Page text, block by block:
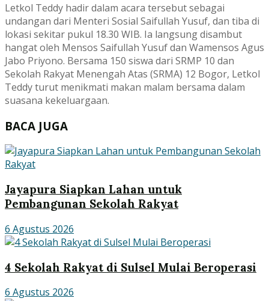
Letkol Teddy hadir dalam acara tersebut sebagai
undangan dari Menteri Sosial Saifullah Yusuf, dan tiba di
lokasi sekitar pukul 18.30 WIB. Ia langsung disambut
hangat oleh Mensos Saifullah Yusuf dan Wamensos Agus
Jabo Priyono. Bersama 150 siswa dari SRMP 10 dan
Sekolah Rakyat Menengah Atas (SRMA) 12 Bogor, Letkol
Teddy turut menikmati makan malam bersama dalam
suasana kekeluargaan.
BACA JUGA
Jayapura Siapkan Lahan untuk
Pembangunan Sekolah Rakyat
6 Agustus 2026
4 Sekolah Rakyat di Sulsel Mulai Beroperasi
6 Agustus 2026